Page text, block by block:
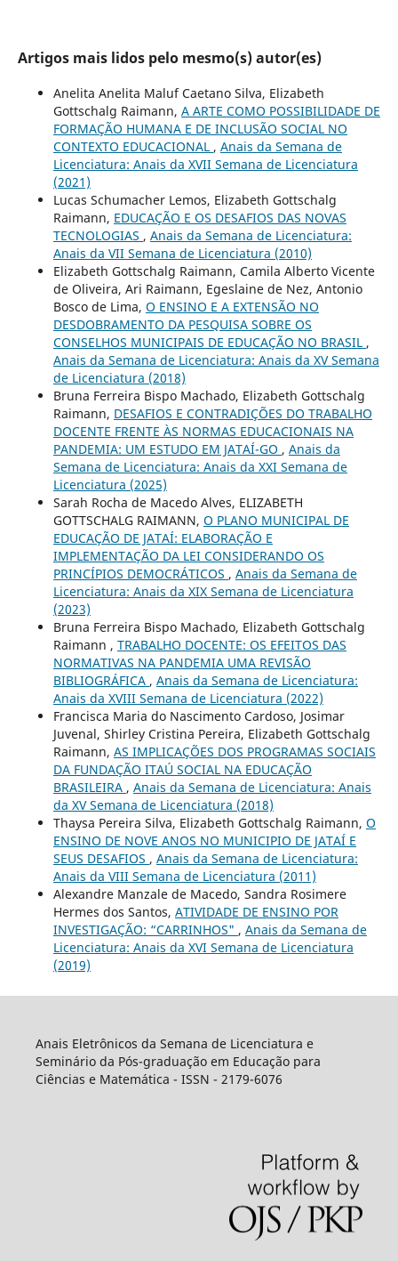
Artigos mais lidos pelo mesmo(s) autor(es)
Anelita Anelita Maluf Caetano Silva, Elizabeth
Gottschalg Raimann, A ARTE COMO POSSIBILIDADE DE
FORMAÇÃO HUMANA E DE INCLUSÃO SOCIAL NO
CONTEXTO EDUCACIONAL , Anais da Semana de
Licenciatura: Anais da XVII Semana de Licenciatura
(2021)
Lucas Schumacher Lemos, Elizabeth Gottschalg
Raimann, EDUCAÇÃO E OS DESAFIOS DAS NOVAS
TECNOLOGIAS , Anais da Semana de Licenciatura:
Anais da VII Semana de Licenciatura (2010)
Elizabeth Gottschalg Raimann, Camila Alberto Vicente
de Oliveira, Ari Raimann, Egeslaine de Nez, Antonio
Bosco de Lima, O ENSINO E A EXTENSÃO NO
DESDOBRAMENTO DA PESQUISA SOBRE OS
CONSELHOS MUNICIPAIS DE EDUCAÇÃO NO BRASIL ,
Anais da Semana de Licenciatura: Anais da XV Semana
de Licenciatura (2018)
Bruna Ferreira Bispo Machado, Elizabeth Gottschalg
Raimann, DESAFIOS E CONTRADIÇÕES DO TRABALHO
DOCENTE FRENTE ÀS NORMAS EDUCACIONAIS NA
PANDEMIA: UM ESTUDO EM JATAÍ-GO , Anais da
Semana de Licenciatura: Anais da XXI Semana de
Licenciatura (2025)
Sarah Rocha de Macedo Alves, ELIZABETH
GOTTSCHALG RAIMANN, O PLANO MUNICIPAL DE
EDUCAÇÃO DE JATAÍ: ELABORAÇÃO E
IMPLEMENTAÇÃO DA LEI CONSIDERANDO OS
PRINCÍPIOS DEMOCRÁTICOS , Anais da Semana de
Licenciatura: Anais da XIX Semana de Licenciatura
(2023)
Bruna Ferreira Bispo Machado, Elizabeth Gottschalg
Raimann , TRABALHO DOCENTE: OS EFEITOS DAS
NORMATIVAS NA PANDEMIA UMA REVISÃO
BIBLIOGRÁFICA , Anais da Semana de Licenciatura:
Anais da XVIII Semana de Licenciatura (2022)
Francisca Maria do Nascimento Cardoso, Josimar
Juvenal, Shirley Cristina Pereira, Elizabeth Gottschalg
Raimann, AS IMPLICAÇÕES DOS PROGRAMAS SOCIAIS
DA FUNDAÇÃO ITAÚ SOCIAL NA EDUCAÇÃO
BRASILEIRA , Anais da Semana de Licenciatura: Anais
da XV Semana de Licenciatura (2018)
Thaysa Pereira Silva, Elizabeth Gottschalg Raimann, O
ENSINO DE NOVE ANOS NO MUNICIPIO DE JATAÍ E
SEUS DESAFIOS , Anais da Semana de Licenciatura:
Anais da VIII Semana de Licenciatura (2011)
Alexandre Manzale de Macedo, Sandra Rosimere
Hermes dos Santos, ATIVIDADE DE ENSINO POR
INVESTIGAÇÃO: “CARRINHOS" , Anais da Semana de
Licenciatura: Anais da XVI Semana de Licenciatura
(2019)
Anais Eletrônicos da Semana de Licenciatura e
Seminário da Pós-graduação em Educação para
Ciências e Matemática - ISSN - 2179-6076